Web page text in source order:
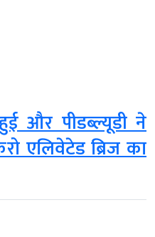
और पीडब्ल्यूडी ने
एलिवेटेड ब्रिज का